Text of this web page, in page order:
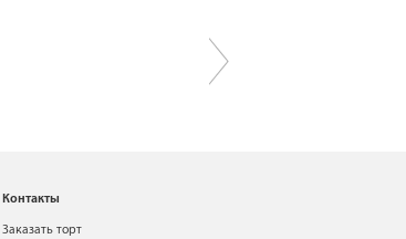
Контакты
Заказать торт